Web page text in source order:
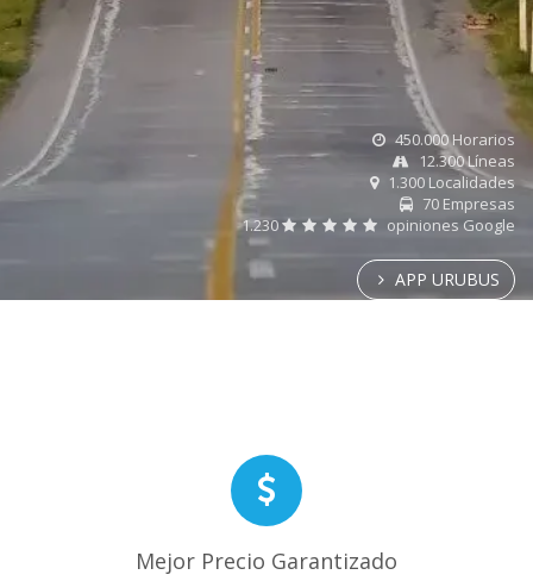
450.000 Horarios
12.300 Líneas
1.300 Localidades
70 Empresas
1.230
opiniones Google
APP URUBUS
Mejor Precio Garantizado